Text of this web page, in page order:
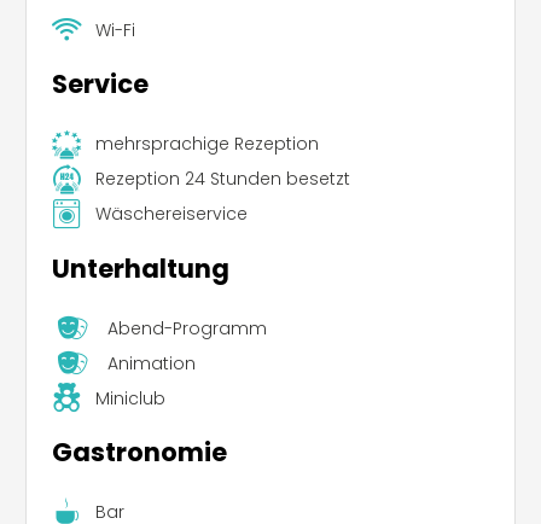
Wi-Fi
Service
mehrsprachige Rezeption
Rezeption 24 Stunden besetzt
Wäschereiservice
Unterhaltung
Abend-Programm
Animation
Miniclub
Gastronomie
Bar